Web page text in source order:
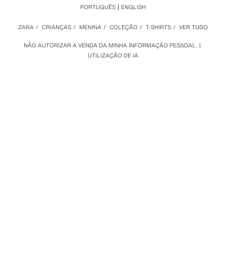
NÃO AUTORIZAR A VENDA DA MINHA INFORMAÇÃO PESSOAL.
UTILIZAÇÃO DE IA
ZARA / CRIANÇAS / MENINA / COLEÇÃO / T-SHIRTS / VER TUDO
PORTUGUÊS ENGLISH